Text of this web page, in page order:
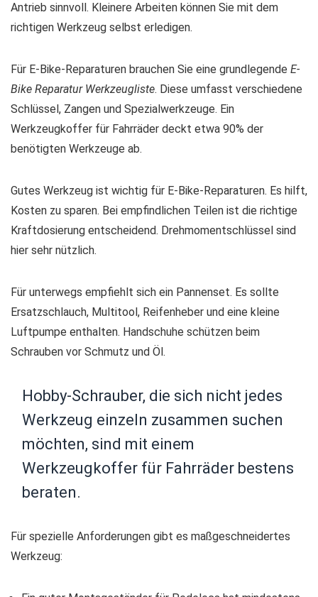
Antrieb sinnvoll. Kleinere Arbeiten können Sie mit dem
richtigen Werkzeug selbst erledigen.
Für E-Bike-Reparaturen brauchen Sie eine grundlegende E-
Bike Reparatur Werkzeugliste. Diese umfasst verschiedene
Schlüssel, Zangen und Spezialwerkzeuge. Ein
Werkzeugkoffer für Fahrräder deckt etwa 90% der
benötigten Werkzeuge ab.
Gutes Werkzeug ist wichtig für E-Bike-Reparaturen. Es hilft,
Kosten zu sparen. Bei empfindlichen Teilen ist die richtige
Kraftdosierung entscheidend. Drehmomentschlüssel sind
hier sehr nützlich.
Für unterwegs empfiehlt sich ein Pannenset. Es sollte
Ersatzschlauch, Multitool, Reifenheber und eine kleine
Luftpumpe enthalten. Handschuhe schützen beim
Schrauben vor Schmutz und Öl.
Hobby-Schrauber, die sich nicht jedes
Werkzeug einzeln zusammen suchen
möchten, sind mit einem
Werkzeugkoffer für Fahrräder bestens
beraten.
Für spezielle Anforderungen gibt es maßgeschneidertes
Werkzeug: